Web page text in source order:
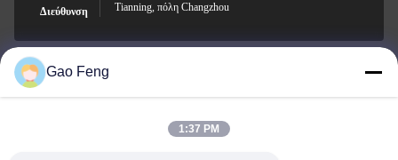
Διεύθυνση
Tianning, πόλη Changzhou
suli@sulidry.com
Gao Feng
1:37 PM